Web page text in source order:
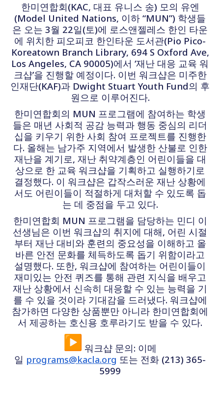
한미연합회(KAC, 대표 유니스 송) 모의 유엔
(Model United Nations, 이하 “MUN”) 학생들
은 오는 3월 22일(토)에 로스앤젤레스 한인 타운
에 위치한 피오피코 한인타운 도서관(Pio Pico-
Koreatown Branch Library, 694 S Oxford Ave,
Los Angeles, CA 90005)에서 ‘재난 대응 교육 워
크샵’을 진행할 예정이다. 이번 워크샵은 미주한
인재단(KAF)과 Dwight Stuart Youth Fund의 후
원으로 이루어진다.
한미연합회의 MUN 프로그램에 참여하는 학생
들은 매년 사회적 공감 능력과 행동 중심의 리더
십을 키우기 위한 사회 참여 프로젝트를 진행한
다. 올해는 남가주 지역에서 발생한 산불로 인한
재난을 계기로, 재난 취약계층인 어린이들을 대
상으로 한 교육 워크샵을 기획하고 실행하기로
결정했다. 이 워크샵은 갑작스러운 재난 상황에
서도 어린이들이 적절하게 대처할 수 있도록 돕
는 데 중점을 두고 있다.
한미연합회 MUN 프로그램을 담당하는 민디 이
선생님은 이번 워크샵의 취지에 대해, 어린 시절
부터 재난 대비와 훈련의 중요성을 이해하고 올
바른 안전 문화를 체득하도록 돕기 위함이라고
설명했다. 또한, 워크샵에 참여하는 어린이들이
재미있는 안전 퀴즈를 통해 관련 지식을 배우고
재난 상황에서 신속히 대응할 수 있는 능력을 기
를 수 있을 것이라 기대감을 드러냈다. 워크샵에
참가하면 다양한 상품뿐만 아니라 한미연합회에
서 제공하는 호신용 호루라기도 받을 수 있다.
워크샵 문의: 이메
일 programs@kacla.org 또는 전화 (213) 365-
5999